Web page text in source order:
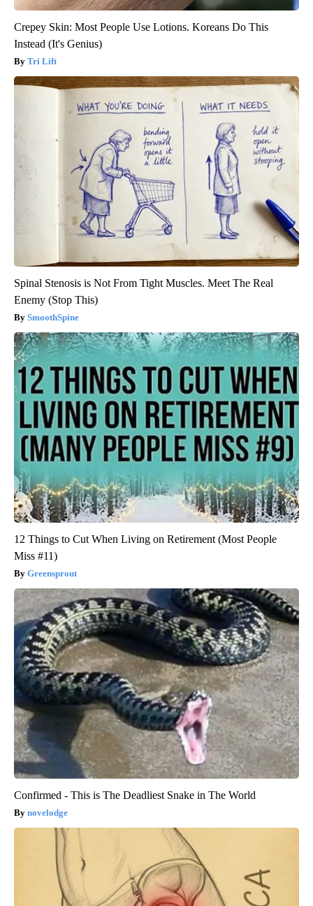
Crepey Skin: Most People Use Lotions. Koreans Do This
Instead (It's Genius)
Tri Lift
Spinal Stenosis is Not From Tight Muscles. Meet The Real
Enemy (Stop This)
SmoothSpine
12 Things to Cut When Living on Retirement (Most People
Miss #11)
Greensprout
Confirmed - This is The Deadliest Snake in The World
novelodge